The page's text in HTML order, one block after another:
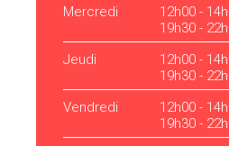
Mercredi
12h00 -
19h30 -
Jeudi
12h00 -
19h30 -
Vendredi
12h00 -
19h30 -